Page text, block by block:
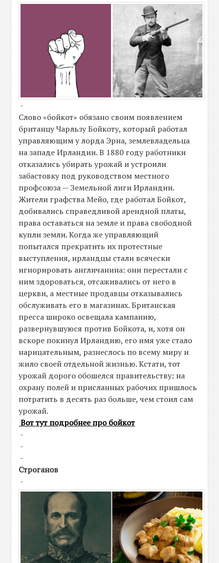
-
Слово «бойкот» обязано своим появлением
британцу Чарльзу Бойкоту, который работал
управляющим у лорда Эрна, землевладельца
на западе Ирландии. В 1880 году работники
отказались убирать урожай и устроили
забастовку под руководством местного
профсоюза — Земельной лиги Ирландии.
Жители графства Мейо, где работал Бойкот,
добивались справедливой арендной платы,
права оставаться на земле и права свободной
купли земли. Когда же управляющий
попытался прекратить их протестные
выступления, ирландцы стали всячески
игнорировать англичанина: они перестали с
ним здороваться, отсаживались от него в
церкви, а местные продавцы отказывались
обслуживать его в магазинах. Британская
пресса широко освещала кампанию,
развернувшуюся против Бойкота, и, хотя он
вскоре покинул Ирландию, его имя уже стало
нарицательным, разнеслось по всему миру и
жило своей отдельной жизнью. Кстати, тот
урожай дорого обошелся правительству: на
охрану полей и присланных рабочих пришлось
потратить в десять раз больше, чем стоил сам
урожай.
Вот тут подробнее про бойкот
-
-
-
Строганов
-